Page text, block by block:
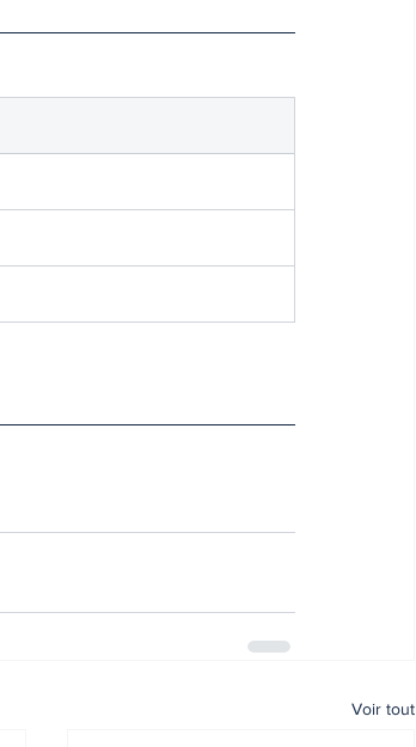
Voir tout